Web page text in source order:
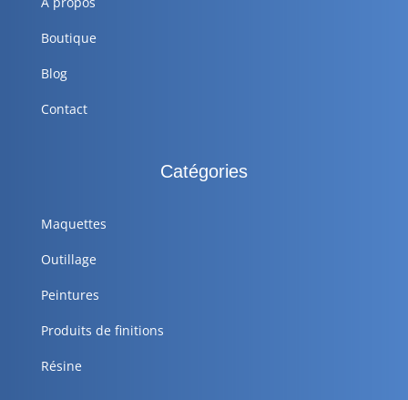
Boutique
Blog
Contact
Catégories
Maquettes
Outillage
Peintures
Produits de finitions
Résine